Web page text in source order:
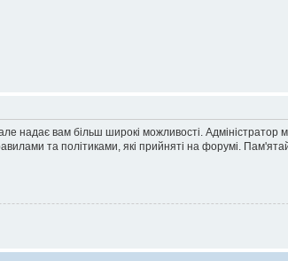
надає вам більш широкі можливості. Адміністратор
та політиками, які прийняті на форумі.